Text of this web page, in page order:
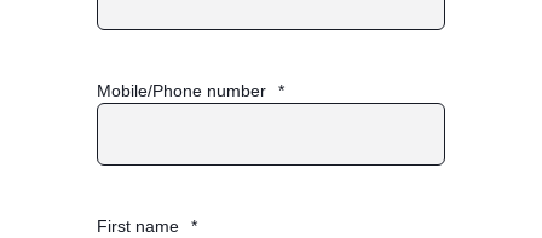
Mobile/Phone number *
First name *